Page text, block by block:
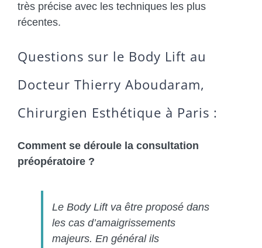
très précise avec les techniques les plus
récentes.
Questions sur le Body Lift au
Docteur Thierry Aboudaram,
Chirurgien Esthétique à Paris :
Comment se déroule la consultation
préopératoire ?
Le Body Lift va être proposé dans
les cas d’amaigrissements
majeurs. En général ils